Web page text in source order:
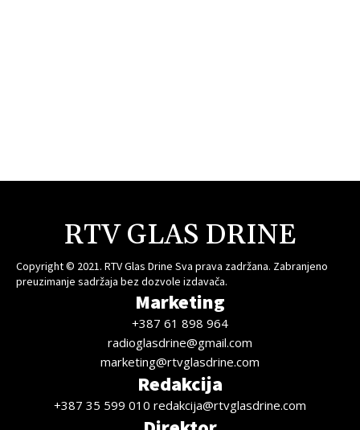
RTV GLAS DRINE
Copyright © 2021. RTV Glas Drine Sva prava zadržana. Zabranjeno
preuzimanje sadržaja bez dozvole izdavača.
Marketing
+387 61 898 964
radioglasdrine@gmail.com
marketing@rtvglasdrine.com
Redakcija
+387 35 599 010 redakcija@rtvglasdrine.com